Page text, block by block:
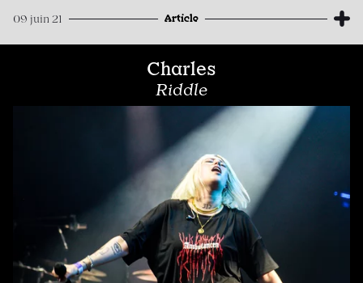
09 juin 21 Article
Charles
Riddle